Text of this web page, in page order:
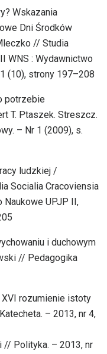
Wskazania
Dni Środków
// Studia
WNS : Wydawnictwo
(10), strony 197–208
potrzebie
T. Ptaszek. Streszcz.
– Nr 1 (2009), s.
ludzkiej /
Socialia Cracoviensia
Naukowe UPJP II,
i duchowym
// Pedagogika
rozumienie istoty
– 2013, nr 4,
// Polityka. – 2013, nr